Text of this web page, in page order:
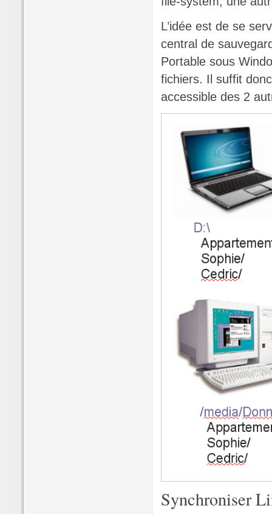
L’idée est de se
central de
Portable sous
fichiers. Il suffit
accessible des 2
Synchroniser